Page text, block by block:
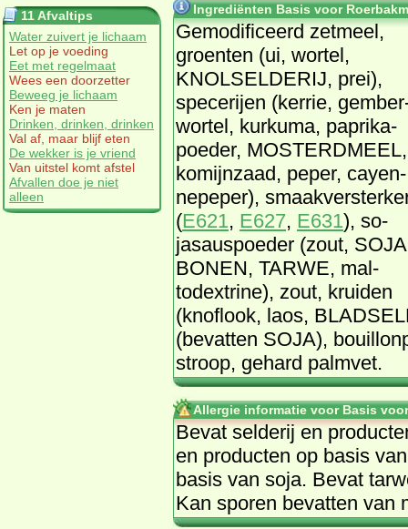
11 Afvaltips
Water zuivert je lichaam
Let op je voeding
Eet met regelmaat
Wees een doorzetter
Beweeg je lichaam
Ken je maten
Drinken, drinken, drinken
Val af, maar blijf eten
De wekker is je vriend
Van uitstel komt afstel
Afvallen doe je niet
alleen
Ingrediënten Basis voor
Ge­mo­di­fi­ceerd zet­meel,
groen­ten (ui, wor­tel,
KNOLSEL­DERIJ, prei),
spe­ce­rij­en (ker­rie,
wor­tel, kur­ku­ma, pa­pri­ka­
poe­der, MOS­TERD­MEEL,
ko­mijn­zaad, pe­per, cay­en­
ne­pe­per),
(E621, E627, E631), so­
jasaus­poe­der (zout,
BO­NEN, TAR­WE, mal­
todex­tri­ne), zout, krui­den
(knof­look, la­os,
(be­vat­ten SO­JA),
stroop, ge­hard palm­vet.
Allergie informatie voor Basis
Be­vat sel­de­rij en
en pro­duc­ten op ba­sis
ba­sis van so­ja. Be­vat
Kan spo­ren be­vat­ten van